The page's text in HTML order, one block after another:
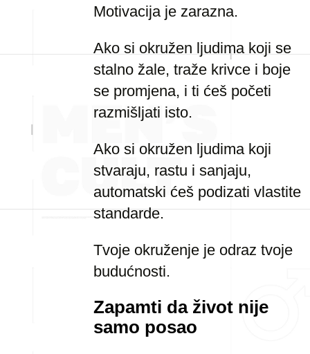
Motivacija je zarazna.
Ako si okružen ljudima koji se
stalno žale, traže krivce i boje
se promjena, i ti ćeš početi
razmišljati isto.
Ako si okružen ljudima koji
stvaraju, rastu i sanjaju,
automatski ćeš podizati vlastite
standarde.
Tvoje okruženje je odraz tvoje
budućnosti.
Zapamti da život nije
samo posao